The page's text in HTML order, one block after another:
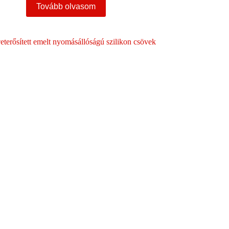
Tovább olvasom